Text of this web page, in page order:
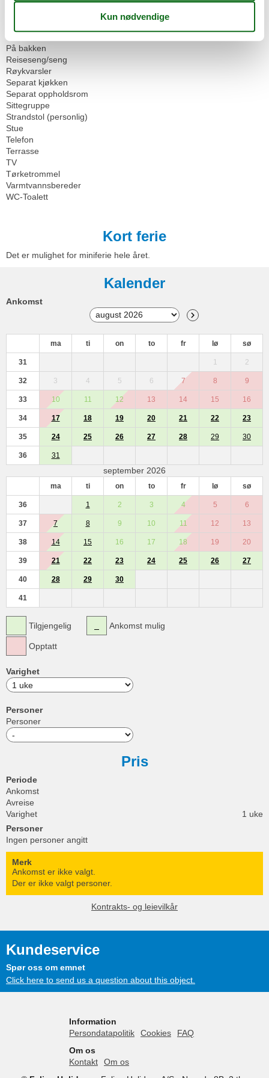
Kjøleskap
På bakken
Reiseseng/seng
Røykvarsler
Separat kjøkken
Separat oppholdsrom
Sittegruppe
Strandstol (personlig)
Stue
Telefon
Terrasse
TV
Tørketrommel
Varmtvannsbereder
WC-Toalett
Kort ferie
Det er mulighet for miniferie hele året.
Kalender
Ankomst
ma ti on to fr lø sø
31 1 2
32 3 4 5 6 7 8 9
33 10 11 12 13 14 15 16
34 17 18 19 20 21 22 23
35 24 25 26 27 28 29 30
36 31
september 2026
ma ti on to fr lø sø
36 1 2 3 4 5 6
37 7 8 9 10 11 12 13
38 14 15 16 17 18 19 20
39 21 22 23 24 25 26 27
40 28 29 30
41
Tilgjengelig
Opptatt
Ankomst mulig
Varighet
Personer
Personer
Pris
Periode
Ankomst
Avreise
Varighet
1 uke
Personer
Ingen personer angitt
Merk
Ankomst er ikke valgt.
Der er ikke valgt personer.
Kontrakts- og leievilkår
Kundeservice
Spør oss om emnet
Click here to send us a question about this object.
Information
Persondatapolitik
Cookies
FAQ
Om os
Kontakt
Om os